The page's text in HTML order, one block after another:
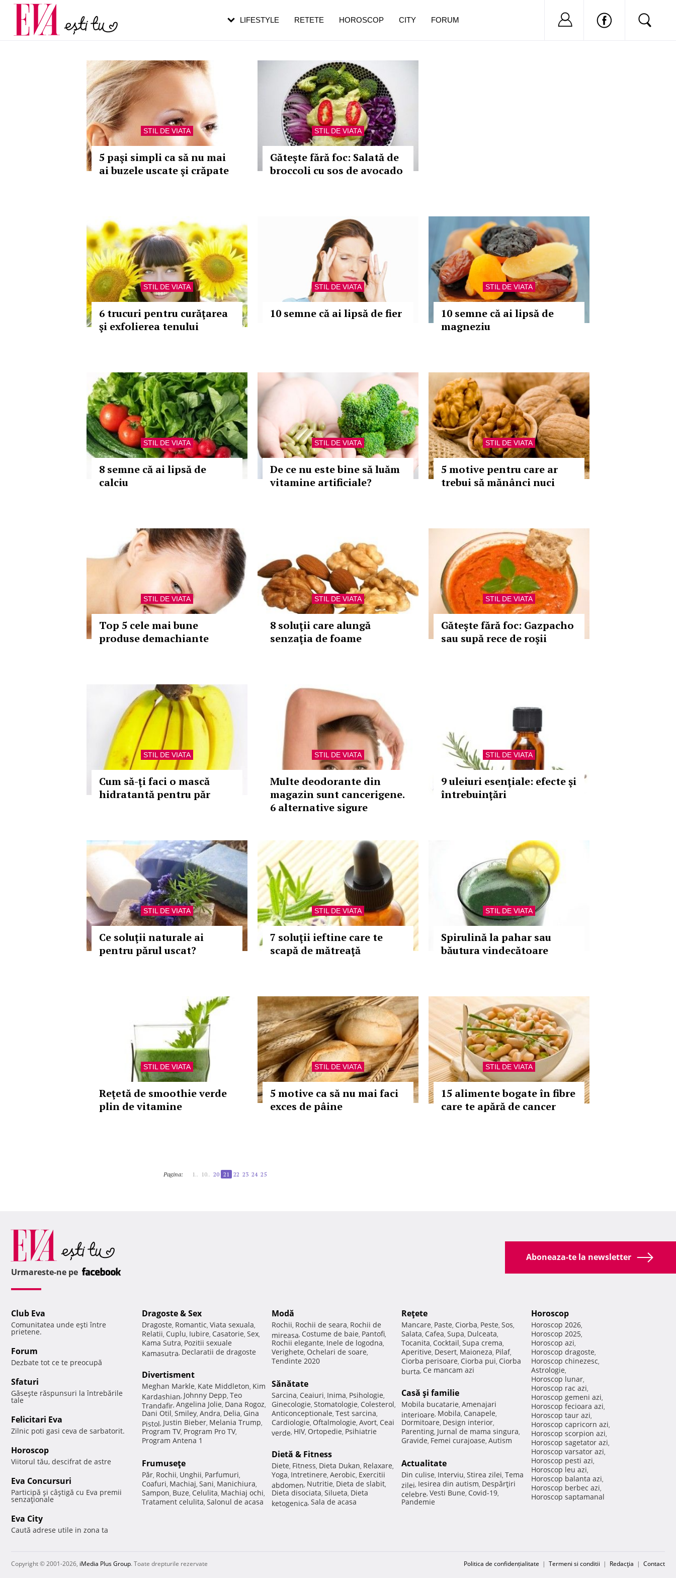
STIL DE VIATA
5 paşi simpli ca să nu mai
ai buzele uscate şi crăpate
STIL DE VIATA
Găteşte fără foc: Salată de
broccoli cu sos de avocado
STIL DE VIATA
6 trucuri pentru curăţarea
şi exfolierea tenului
STIL DE VIATA
10 semne că ai lipsă de fier
STIL DE VIATA
10 semne că ai lipsă de
magneziu
STIL DE VIATA
8 semne că ai lipsă de
calciu
STIL DE VIATA
De ce nu este bine să luăm
vitamine artificiale?
STIL DE VIATA
5 motive pentru care ar
trebui să mănânci nuci
STIL DE VIATA
Top 5 cele mai bune
produse demachiante
STIL DE VIATA
8 soluţii care alungă
senzaţia de foame
STIL DE VIATA
Găteşte fără foc: Gazpacho
sau supă rece de roşii
STIL DE VIATA
Cum să-ţi faci o mască
hidratantă pentru păr
STIL DE VIATA
Multe deodorante din
magazin sunt cancerigene.
6 alternative sigure
STIL DE VIATA
9 uleiuri esenţiale: efecte şi
întrebuinţări
STIL DE VIATA
Ce soluţii naturale ai
pentru părul uscat?
STIL DE VIATA
7 soluţii ieftine care te
scapă de mătreaţă
STIL DE VIATA
Spirulină la pahar sau
băutura vindecătoare
STIL DE VIATA
Reţetă de smoothie verde
plin de vitamine
STIL DE VIATA
5 motive ca să nu mai faci
exces de pâine
STIL DE VIATA
15 alimente bogate în fibre
care te apără de cancer
Pagina: 1.. 10.. 20 21 22 23 24 25
LIFESTYLE RETETE HOROSCOP CITY FORUM Nu ai cont?
Carieră
Actualitate
pe măsură ce înaintezi în vârstă
de dureroasă este investigația
Aboneaza-te la newsletter
Urmareste-ne pe
Club Eva
Comunitatea unde eşti între
prietene.
Forum
Dezbate tot ce te preocupă
Sfaturi
Găseşte răspunsuri la întrebările
tale
Felicitari Eva
Zilnic poti gasi ceva de sarbatorit.
Horoscop
Viitorul tău, descifrat de astre
Eva Concursuri
Participă şi câştigă cu Eva premii
senzaţionale
Eva City
Caută adrese utile in zona ta
Dragoste & Sex
Dragoste, Romantic, Viata sexuala,
Relatii, Cuplu, Iubire, Casatorie, Sex,
Kama Sutra, Pozitii sexuale
Kamasutra, Declaratii de dragoste
Divertisment
Meghan Markle, Kate Middleton, Kim
Kardashian, Johnny Depp, Teo
Trandafir, Angelina Jolie, Dana Rogoz,
Dani Otil, Smiley, Andra, Delia, Gina
Pistol, Justin Bieber, Melania Trump,
Program TV, Program Pro TV,
Program Antena 1
Frumuseţe
Păr, Rochii, Unghii, Parfumuri,
Coafuri, Machiaj, Sani, Manichiura,
Sampon, Buze, Celulita, Machiaj ochi,
Tratament celulita, Salonul de acasa
Modă
Rochii, Rochii de seara, Rochii de
mireasa, Costume de baie, Pantofi,
Rochii elegante, Inele de logodna,
Verighete, Ochelari de soare,
Tendinte 2020
Sănătate
Sarcina, Ceaiuri, Inima, Psihologie,
Ginecologie, Stomatologie, Colesterol,
Anticonceptionale, Test sarcina,
Cardiologie, Oftalmologie, Avort, Ceai
verde, HIV, Ortopedie, Psihiatrie
Dietă & Fitness
Diete, Fitness, Dieta Dukan, Relaxare,
Yoga, Intretinere, Aerobic, Exercitii
abdomen, Nutritie, Dieta de slabit,
Dieta disociata, Silueta, Dieta
ketogenica, Sala de acasa
Reţete
Mancare, Paste, Ciorba, Peste, Sos,
Salata, Cafea, Supa, Dulceata,
Tocanita, Cocktail, Supa crema,
Aperitive, Desert, Maioneza, Pilaf,
Ciorba perisoare, Ciorba pui, Ciorba
burta, Ce mancam azi
Casă şi familie
Mobila bucatarie, Amenajari
interioare, Mobila, Canapele,
Dormitoare, Design interior,
Parenting, Jurnal de mama singura,
Gravide, Femei curajoase, Autism
Actualitate
Din culise, Interviu, Stirea zilei, Tema
zilei, Iesirea din autism, Despărţiri
celebre, Vesti Bune, Covid-19,
Pandemie
Horoscop
Horoscop 2026,
Horoscop 2025,
Horoscop azi,
Horoscop dragoste,
Horoscop chinezesc,
Astrologie,
Horoscop lunar,
Horoscop rac azi,
Horoscop gemeni azi,
Horoscop fecioara azi,
Horoscop taur azi,
Horoscop capricorn azi,
Horoscop scorpion azi,
Horoscop sagetator azi,
Horoscop varsator azi,
Horoscop pesti azi,
Horoscop leu azi,
Horoscop balanta azi,
Horoscop berbec azi,
Horoscop saptamanal
Copyright © 2001-2026, iMedia Plus Group. Toate drepturile rezervate Politica de confidențialitate | Termeni si conditii | Redacţia | Contact